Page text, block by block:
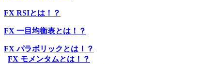
FX RSIとは！？
FX 一目均衡表とは！？
FX パラボリックとは！？
FX モメンタムとは！？